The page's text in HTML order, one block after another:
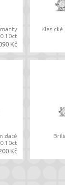
0.10ct
Kč
zlatě
0.10ct
Kč